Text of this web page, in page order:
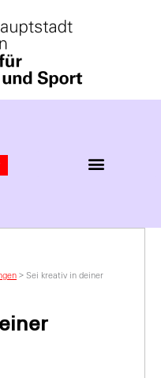
> Sei kreativ in deiner